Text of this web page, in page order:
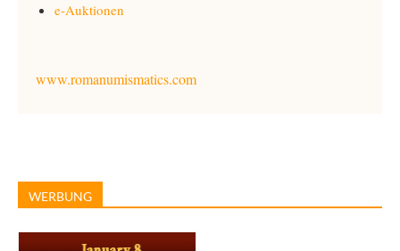
e-Auktionen
www.romanumismatics.com
WERBUNG